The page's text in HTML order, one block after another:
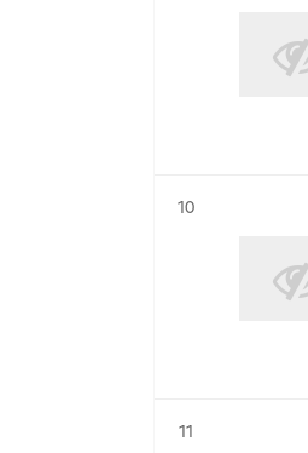
Résultat n°
10
Résultat n°
11